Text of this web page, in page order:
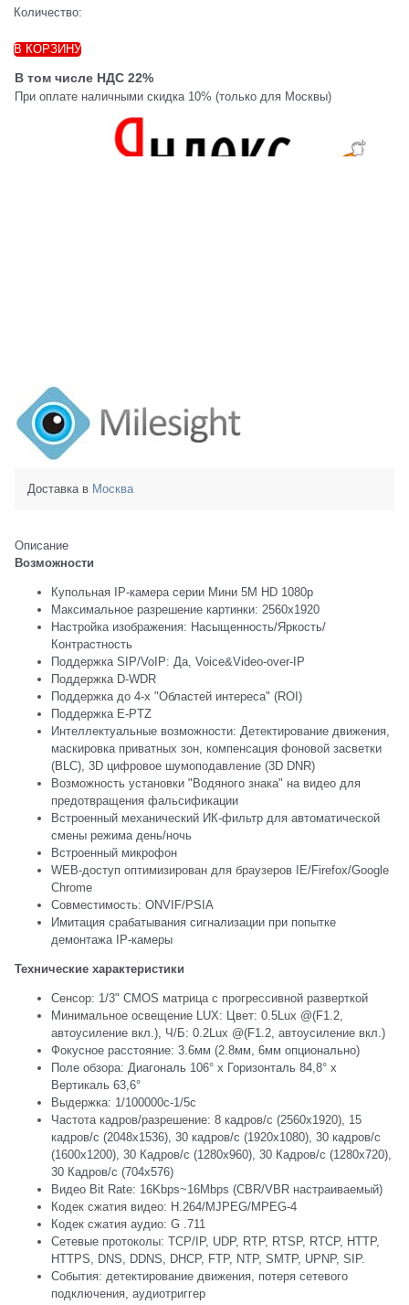
Количество:
В КОРЗИНУ
В том числе НДС 22%
При оплате наличными скидка 10% (только для Москвы)
Доставка в Москва
Описание
Возможности
Купольная IP-камера серии Мини 5M HD 1080p
Максимальное разрешение картинки: 2560x1920
Настройка изображения: Насыщенность/Яркость/
Контрастность
Поддержка SIP/VoIP: Да, Voice&Video-over-IP
Поддержка D-WDR
Поддержка до 4-х "Областей интереса" (ROI)
Поддержка E-PTZ
Интеллектуальные возможности: Детектирование движения,
маскировка приватных зон, компенсация фоновой засветки
(BLC), 3D цифровое шумоподавление (3D DNR)
Возможность установки "Водяного знака" на видео для
предотвращения фальсификации
Встроенный механический ИК-фильтр для автоматической
смены режима день/ночь
Встроенный микрофон
WEB-доступ оптимизирован для браузеров IE/Firefox/Google
Chrome
Совместимость: ONVIF/PSIA
Имитация срабатывания сигнализации при попытке
демонтажа IP-камеры
Технические характеристики
Сенсор: 1/3" CMOS матрица с прогрессивной разверткой
Минимальное освещение LUX: Цвет: 0.5Lux @(F1.2,
автоусиление вкл.), Ч/Б: 0.2Lux @(F1.2, автоусиление вкл.)
Фокусное расстояние: 3.6мм (2.8мм, 6мм опционально)
Поле обзора: Диагональ 106° x Горизонталь 84,8° x
Вертикаль 63,6°
Выдержка: 1/100000с-1/5с
Частота кадров/разрешение: 8 кадров/с (2560x1920), 15
кадров/с (2048х1536), 30 кадров/c (1920х1080), 30 кадров/с
(1600х1200), 30 Кадров/c (1280x960), 30 Кадров/c (1280x720),
30 Кадров/c (704x576)
Видео Bit Rate: 16Kbps~16Mbps (CBR/VBR настраиваемый)
Кодек сжатия видео: H.264/MJPEG/MPEG-4
Кодек сжатия аудио: G .711
Сетевые протоколы: TCP/IP, UDP, RTP, RTSP, RTCP, HTTP,
HTTPS, DNS, DDNS, DHCP, FTP, NTP, SMTP, UPNP, SIP.
События: детектирование движения, потеря сетевого
подключения, аудиотриггер